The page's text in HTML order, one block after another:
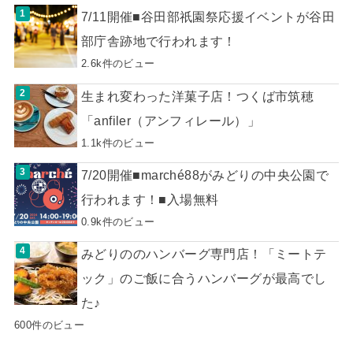
7/11開催■谷田部祇園祭応援イベントが谷田
部庁舎跡地で行われます！
2.6k件のビュー
生まれ変わった洋菓子店！つくば市筑穂
「anfiler（アンフィレール）」
1.1k件のビュー
7/20開催■marché88がみどりの中央公園で
行われます！■入場無料
0.9k件のビュー
みどりののハンバーグ専門店！「ミートテ
ック」のご飯に合うハンバーグが最高でし
た♪
600件のビュー